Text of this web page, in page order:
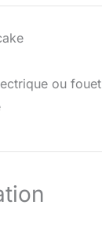
ou fouet